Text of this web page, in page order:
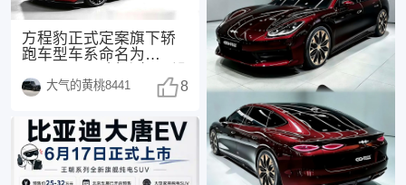
方程豹正式定案旗下轿
跑车型车系命名为
有采用此前网传的“
大气的黄桃8441 8